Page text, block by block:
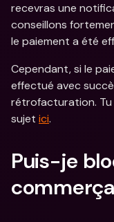
recevras une
conseillons
le paiement a été
Cependant, si le
effectué avec
rétrofacturation. Tu
sujet ici.
Puis-je